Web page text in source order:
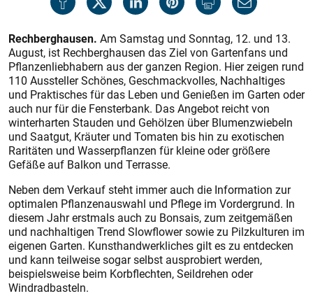
Rechberghausen. Am Samstag und Sonntag, 12. und 13.
August, ist Rechberghausen das Ziel von Gartenfans und
Pflanzenliebhabern aus der ganzen Region. Hier zeigen rund
110 Aussteller Schönes, Geschmackvolles, Nachhaltiges
und Praktisches für das Leben und Genießen im Garten oder
auch nur für die Fensterbank. Das Angebot reicht von
winterharten Stauden und Gehölzen über Blumenzwiebeln
und Saatgut, Kräuter und Tomaten bis hin zu exotischen
Raritäten und Wasserpflanzen für kleine oder größere
Gefäße auf Balkon und Terrasse.
Neben dem Verkauf steht immer auch die Information zur
optimalen Pflanzenauswahl und Pflege im Vordergrund. In
diesem Jahr erstmals auch zu Bonsais, zum zeitgemäßen
und nachhaltigen Trend Slowflower sowie zu Pilzkulturen im
eigenen Garten. Kunsthandwerkliches gilt es zu entdecken
und kann teilweise sogar selbst ausprobiert werden,
beispielsweise beim Korbflechten, Seildrehen oder
Windradbasteln.